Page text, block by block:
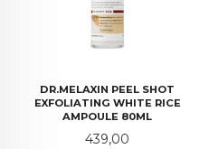
DR.MELAXIN PEEL SHOT
EXFOLIATING WHITE RICE
AMPOULE 80ML
Pris
439,00